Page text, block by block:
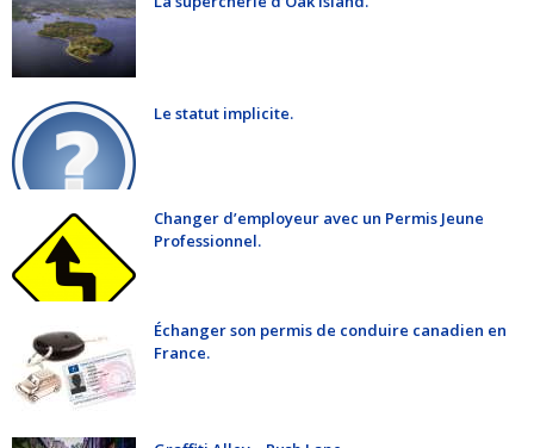
Le statut implicite.
Changer d’employeur avec un Permis Jeune
Professionnel.
Échanger son permis de conduire canadien en
France.